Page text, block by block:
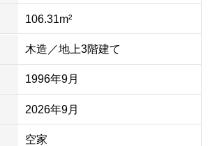
106.31m²
木造／地上3階建て
1996年9月
2026年9月
空家